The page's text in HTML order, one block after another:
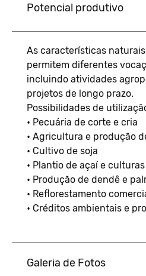
Potencial produtivo
As características
permitem diferentes
incluindo atividades
projetos de longo prazo.
Possibilidades de
• Pecuária de corte e cria
• Agricultura e produção
• Cultivo de soja
• Plantio de açaí e
• Produção de dendê e
• Reflorestamento
• Créditos ambientais e
Galeria de Fotos